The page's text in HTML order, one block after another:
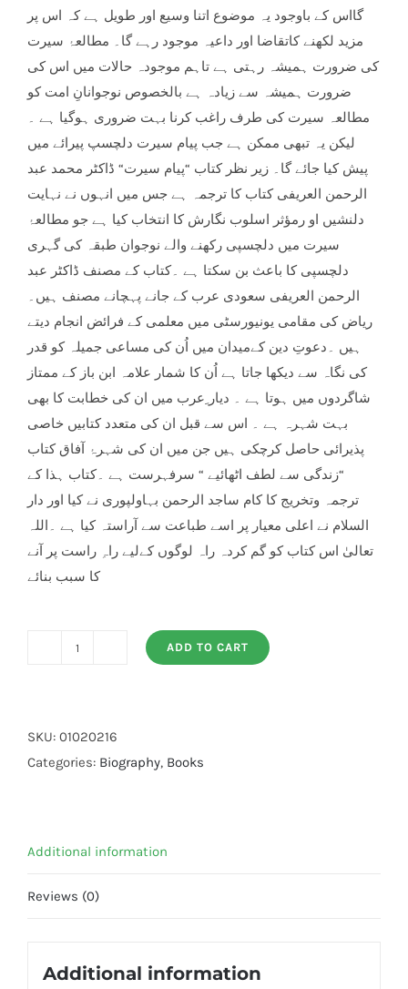
گااس کے باوجود یہ موضوع اتنا وسیع اور طویل ہے کہ اس پر
مزید لکھنے کاتقاضا اور داعیہ موجود رہے گا۔ مطالعۂ سیرت
کی ضرورت ہمیشہ رہتی ہے تاہم موجودہ حالات میں اس کی
ضرورت ہمیشہ سے زیادہ ہے بالخصوص نوجوانانِ امت کو
مطالعہ سیرت کی طرف راغب کرنا بہت ضروری ہوگیا ہے ۔
لیکن یہ تبھی ممکن ہے جب پیام سیرت دلچسپ پیرائے میں
پیش کیا جائے گا۔ زیر نظر کتاب “پیام سیرت“ ڈاکٹر محمد عبد
الرحمن العریفی کتاب کا ترجمہ ہے جس میں انہوں نے نہایت
دلنشیں او رمؤثر اسلوب نگارش کا انتخاب کیا ہے جو مطالعۂ
سیرت میں دلچسپی رکھنے والے نوجوان طبقہ کی گہری
دلچسپی کا باعث بن سکتا ہے ۔کتاب کے مصنف ڈاکٹر عبد
الرحمن العریفی سعودی عرب کے جانے پہچانے مصنف ہیں۔
ریاض کی مقامی یونیورسٹی میں معلمی کے فرائض انجام دیتے
ہیں ۔دعوتِ دین کےمیدان میں اُن کی مساعی جمیلہ کو قدر
کی نگاہ سے دیکھا جاتا ہے اُن کا شمار علامہ ابن باز کے ممتاز
شاگردوں میں ہوتا ہے ۔ دیار ِعرب میں ان کی خطابت کا بھی
بہت شہرہ ہے ۔ اس سے قبل ان کی متعدد کتابیں خاصی
پذیرائی حاصل کرچکی ہیں جن میں ان کی شہرۂ آفاق کتاب
“زندگی سے لطف اٹھائیے “ سرفہرست ہے ۔کتاب ہذا کے
ترجمہ وتخریج کا کام ساجد الرحمن بہاولپوری نے کیا اور دار
السلام نے اعلی معیار پر اسے طباعت سے آراستہ کیا ہے ۔اللہ
تعالیٰ اس کتاب کو گم کردہ راہ لوگوں کےلیے راہِ راست پر آنے
کا سبب بنائے
quantity
ADD TO CART
SKU: 01020216
Categories: Biography, Books
Additional information
Reviews (0)
Additional information